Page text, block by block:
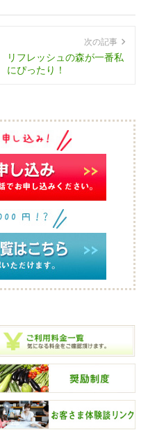
次の記事
リフレッシュの森が一番私
にぴったり！